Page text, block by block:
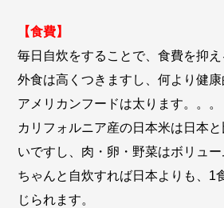
【食費】
毎日自炊をすることで、食費を抑え
外食は高くつきますし、何より健康
アメリカンフードは太ります。。。
カリフォルニア産の日本米は日本
いですし、肉・卵・野菜はボリュー
ちゃんと自炊すれば日本よりも、1
じられます。